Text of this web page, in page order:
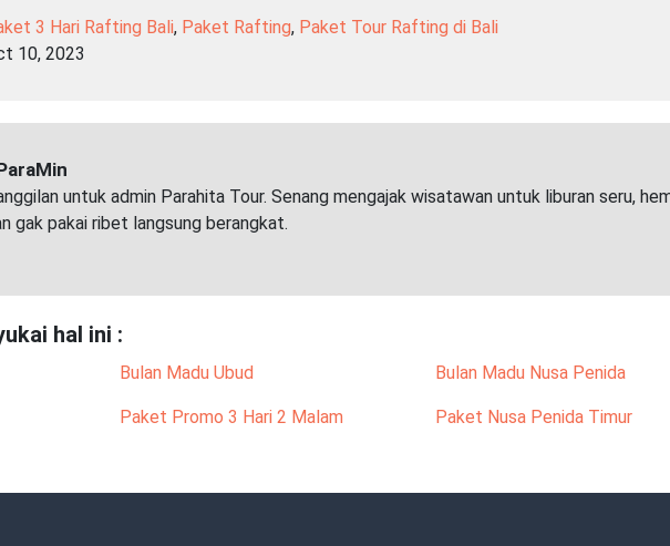
3 Hari Rafting Bali, Paket Rafting, Paket Tour Rafting di Bali
10, 2023
untuk admin Parahita Tour. Senang mengajak wisatawan untuk liburan seru,
gak pakai ribet langsung berangkat.
hal ini :
Bulan Madu Ubud Bulan Madu Nusa Penida
Paket Promo 3 Hari 2 Malam Paket Nusa Penida Timur